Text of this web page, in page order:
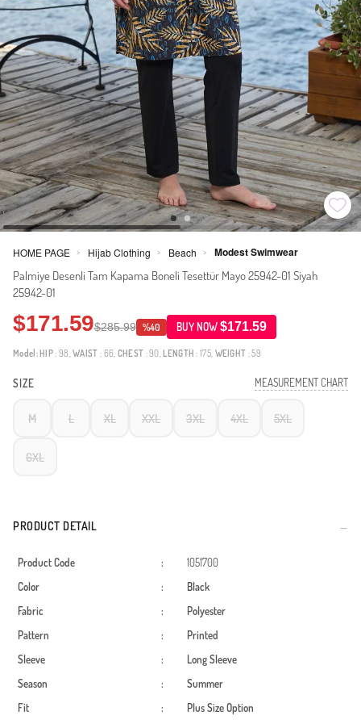
HOME PAGE > Hijab Clothing > Beach > Modest Swimwear
Palmiye Desenli Tam Kapama Boneli Tesettür Mayo 25942-01 Siyah
25942-01
$171.59$285.99 %40 BUY NOW$171.59
Model: HIP: 98,WAIST : 66, CHEST : 90, LENGTH : 175, WEIGHT : 59
SIZE MEASUREMENT CHART
M L XL XXL 3XL 4XL 5XL
6XL
PRODUCT DETAIL
Product Code :
1051700
Color
:
Black
Fabric
:
Polyester
Pattern
:
Printed
Sleeve
:
Long Sleeve
Season
:
Summer
Fit
: Plus Size Option